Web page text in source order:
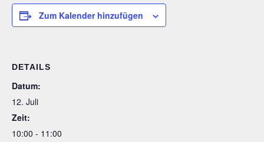
Zum Kalender hinzufügen
DETAILS
Datum:
12. Juli
Zeit:
10:00 - 11:00